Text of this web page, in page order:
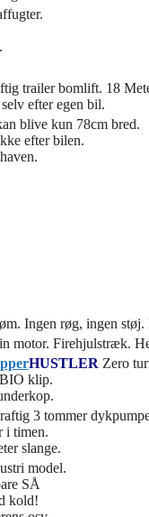
trailer bomlift. 18
efter egen bil.
blive kun 78cm bred.
efter bilen.
Ingen røg, ingen
motor. Firehjulstræk.
HUSTLER Zero
klip.
3 tommer
i timen.
slange.
model.
SÅ
kold!